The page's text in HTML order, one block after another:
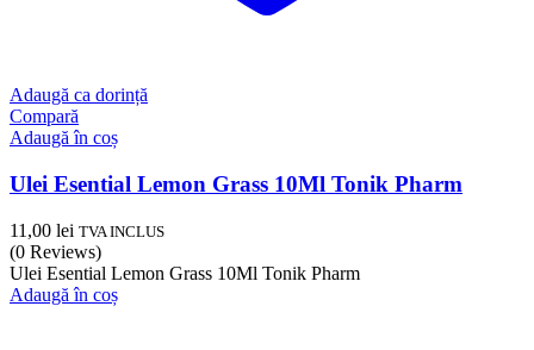
Adaugă ca dorință
Compară
Adaugă în coș
Ulei Esential Lemon Grass 10Ml Tonik Pharm
11,00 lei TVA INCLUS
(0 Reviews)
Ulei Esential Lemon Grass 10Ml Tonik Pharm
Adaugă în coș